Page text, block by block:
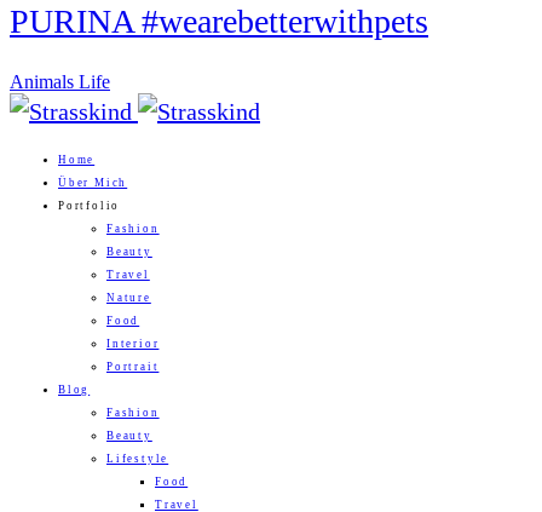
PURINA #wearebetterwithpets
Animals Life
Home
Über Mich
Portfolio
Fashion
Beauty
Travel
Nature
Food
Interior
Portrait
Blog
Fashion
Beauty
Lifestyle
Food
Travel